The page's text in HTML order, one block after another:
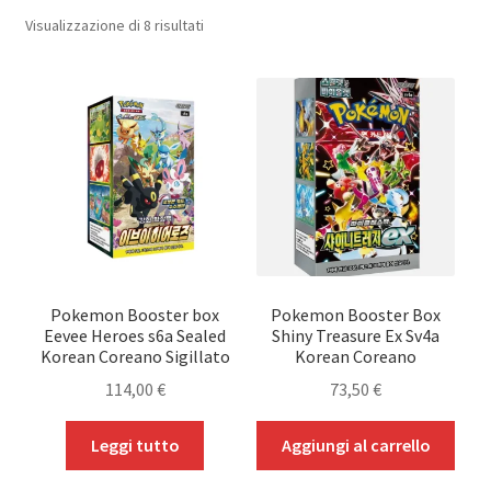
Booster Box Giapponesi
Prodotti Speciali
Mystery Box Pokemon
One Piece
Espandi
il
menu
child
il
Visualizzazione di 8 risultatiPopolarità
Pokemon Booster box
Eevee Heroes s6a Sealed
Korean Coreano Sigillato
114,00 €
Leggi tutto
Pokemon Booster Box
Shiny Treasure Ex Sv4a
Korean Coreano
73,50€
Aggiungi al carrello